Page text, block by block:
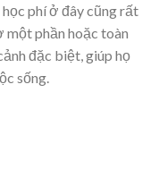
phí ở đây cũng rất
một phần hoặc toàn
đặc biệt, giúp họ
sống.